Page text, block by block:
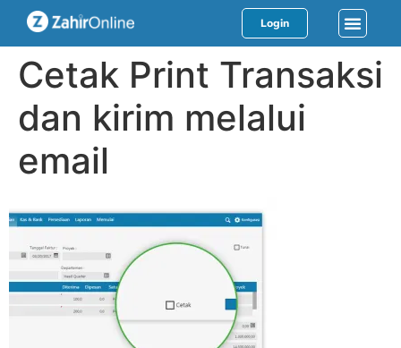
Login
Cetak Print Transaksi
dan kirim melalui
email